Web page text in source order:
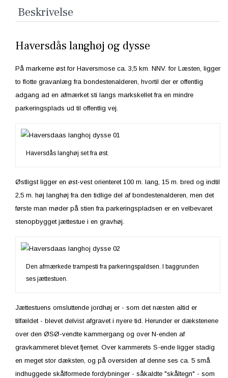
Beskrivelse
Haversdås langhøj og dysse
På markerne øst for Haversmose ca. 3,5 km. NNV. for Læsten, ligger
to flotte gravanlæg fra bondestenalderen, hvortil der er offentlig
adgang ad en afmærket sti langs markskellet fra en mindre
parkeringsplads ud til offentlig vej.
Haversdås langhøj set fra øst.
Østligst ligger en øst-vest orienteret 100 m. lang, 15 m. bred og indtil
2,5 m. høj langhøj fra den tidlige del af bondestenalderen, men det
første man møder på stien fra parkeringspladsen er en velbevaret
stenopbygget jættestue i en gravhøj.
Den afmærkede trampesti fra parkeringspaldsen. I baggrunden
ses jættestuen.
Jættestuens omsluttende jordhøj er - som det næsten altid er
tilfældet - blevet delvist afgravet i nyere tid. Herunder er dækstenene
over den ØSØ-vendte kammergang og over N-enden af
gravkammeret blevet fjernet. Over kammerets S-ende ligger stadig
en meget stor dæksten, og på oversiden af denne ses ca. 5 små
indhuggede skålformede fordybninger - såkaldte "skåltegn" - som